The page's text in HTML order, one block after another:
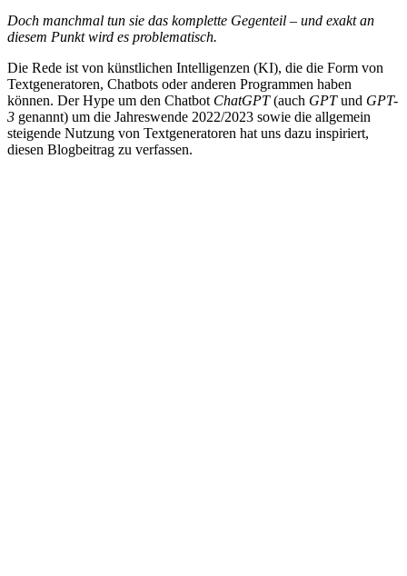
Doch manchmal tun sie das komplette Gegenteil – und exakt an
diesem Punkt wird es problematisch.
Die Rede ist von künstlichen Intelligenzen (KI), die die Form von
Textgeneratoren, Chatbots oder anderen Programmen haben
können. Der Hype um den Chatbot ChatGPT(auch GPTund GPT-
3 genannt) um die Jahreswende 2022/2023 sowie die allgemein
steigende Nutzung von Textgeneratoren hat uns dazu inspiriert,
diesen Blogbeitrag zu verfassen.